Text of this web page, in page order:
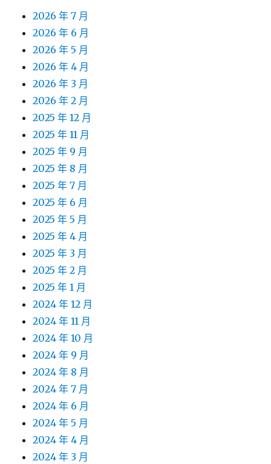
2026 年 7 月
2026 年 6 月
2026 年 5 月
2026 年 4 月
2026 年 3 月
2026 年 2 月
2025 年 12 月
2025 年 11 月
2025 年 9 月
2025 年 8 月
2025 年 7 月
2025 年 6 月
2025 年 5 月
2025 年 4 月
2025 年 3 月
2025 年 2 月
2025 年 1 月
2024 年 12 月
2024 年 11 月
2024 年 10 月
2024 年 9 月
2024 年 8 月
2024 年 7 月
2024 年 6 月
2024 年 5 月
2024 年 4 月
2024 年 3 月